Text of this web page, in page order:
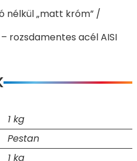
nélkül „matt króm” /
rozsdamentes acél AISI
1 kg
Pestan
1 kg